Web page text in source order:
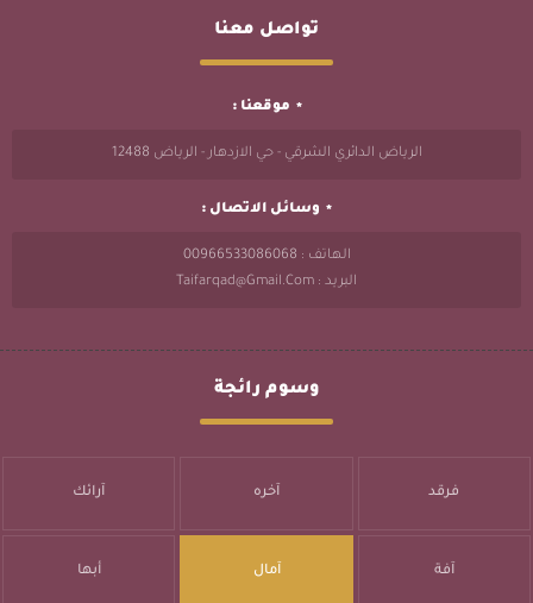
تواصل معنا
موقعنا :
الرياض الدائري الشرقي - حي الازدهار - الرياض 12488
وسائل الاتصال :
الهاتف : 00966533086068
البريد : Taifarqad@gmail.com
وسوم رائجة
فرقد آخره آرائك
آفة آمال أبها